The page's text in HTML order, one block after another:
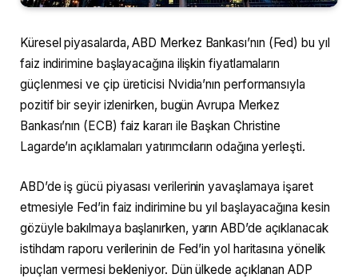
Küresel piyasalarda, ABD Merkez Bankası’nın (Fed) bu yıl
faiz indirimine başlayacağına ilişkin fiyatlamaların
güçlenmesi ve çip üreticisi Nvidia’nın performansıyla
pozitif bir seyir izlenirken, bugün Avrupa Merkez
Bankası’nın (ECB) faiz kararı ile Başkan Christine
Lagarde’ın açıklamaları yatırımcıların odağına yerleşti.
ABD’de iş gücü piyasası verilerinin yavaşlamaya işaret
etmesiyle Fed’in faiz indirimine bu yıl başlayacağına kesin
gözüyle bakılmaya başlanırken, yarın ABD’de açıklanacak
istihdam raporu verilerinin de Fed’in yol haritasına yönelik
ipuçları vermesi bekleniyor. Dün ülkede açıklanan ADP